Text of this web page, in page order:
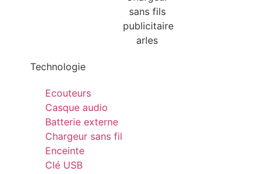
Technologie
Ecouteurs
Casque audio
Batterie externe
Chargeur sans fil
Enceinte
Clé USB